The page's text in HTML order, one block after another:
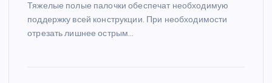
Тяжелые полые палочки обеспечат необходимую
поддержку всей конструкции. При необходимости
отрезать лишнее острым…